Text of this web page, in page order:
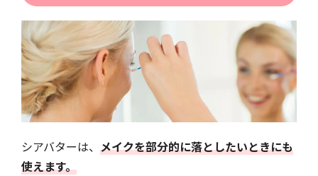
シアバターは、 メイクを部分的に落としたいときにも
使えます。